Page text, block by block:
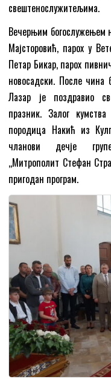
свештенослужитељима.
Вечерњим богослужењем
Мајсторовић, парох у
Петар Бикар, парох
новосадски. После чина
Лазар је поздравио
празник. Залог
породица Накић из
чланови дечје
,,Митрополит Стефан
пригодан програм.